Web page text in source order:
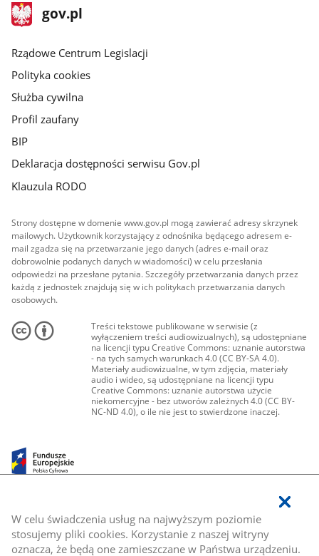
W celu świadczenia usług na najwyższym poziomie
stosujemy pliki cookies. Korzystanie z naszej witryny
oznacza, że będą one zamieszczane w Państwa urządzeniu.
stopka
gov.plStrona
gov.pl
Rządowe Centrum Legislacji
Polityka cookies
Służba cywilna
Profil zaufany
BIP
Deklaracja dostępności serwisu Gov.pl
Klauzula RODO
Strony dostępne w domenie www.gov.pl mogą zawierać adresy skrzynek
mailowych. Użytkownik korzystający z odnośnika będącego adresem e-
mail zgadza się na przetwarzanie jego danych (adres e-mail oraz
dobrowolnie podanych danych w wiadomości) w celu przesłania
odpowiedzi na przesłane pytania. Szczegóły przetwarzania danych przez
każdą z jednostek znajdują się w ich politykach przetwarzania danych
osobowych.
Treści tekstowe publikowane w serwisie (z
wyłączeniem treści audiowizualnych), są udostępniane
na licencji typu Creative Commons: uznanie autorstwa
- na tych samych warunkach 4.0 (CC BY-SA 4.0).
Materiały audiowizualne, w tym zdjęcia, materiały
audio i wideo, są udostępniane na licencji typu
Creative Commons: uznanie autorstwa użycie
niekomercyjne - bez utworów zależnych 4.0 (CC BY-
NC-ND 4.0), o ile nie jest to stwierdzone inaczej.